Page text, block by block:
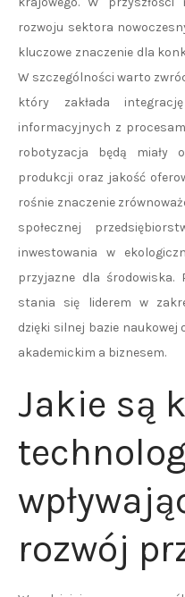
rozwoju sektora
kluczowe znaczenie dla
W szczególności warto
który zakłada
informacyjnych z
robotyzacja będą miały
produkcji oraz jakość
rośnie znaczenie
społecznej
inwestowania w
przyjazne dla środowiska.
stania się liderem w
dzięki silnej bazie naukowej
akademickim a biznesem.
Jakie są
rozwój